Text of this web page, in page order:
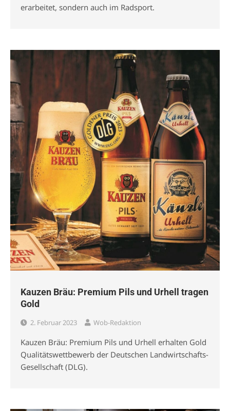
erarbeitet, sondern auch im Radsport.
Kauzen Bräu: Premium Pils und Urhell tragen
Gold
2. Februar 2023 Wob-Redaktion
Kauzen Bräu: Premium Pils und Urhell erhalten Gold
Qualitätswettbewerb der Deutschen Landwirtschafts-
Gesellschaft (DLG).